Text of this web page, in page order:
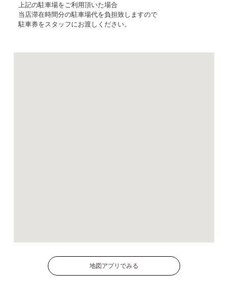
上記の駐車場をご利用頂いた場合
当店滞在時間分の駐車場代を負担致しますので
駐車券をスタッフにお渡しください。
地図アプリでみる